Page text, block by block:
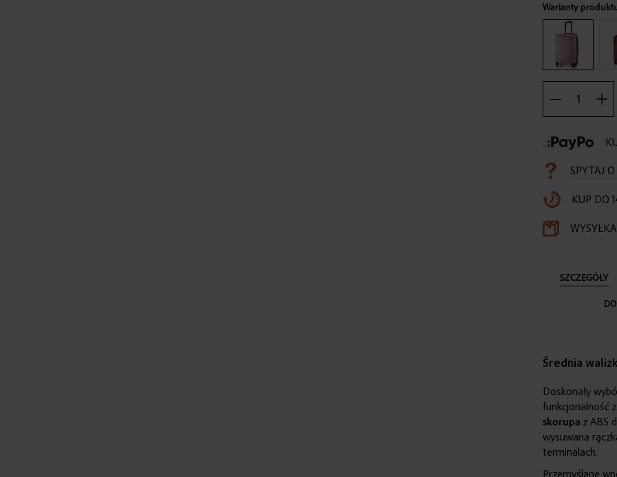
Warianty
SPYTAJ
KUP DO
SZCZEGÓŁY
Średnia
Doskonały
funkcjonalność
skorupa z ABS
wysuwana
terminalach.
Przemyślane